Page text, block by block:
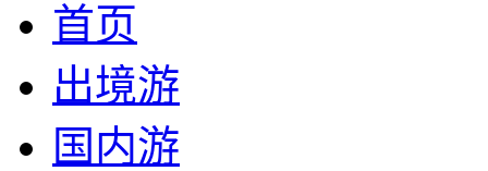
首页
出境游
国内游